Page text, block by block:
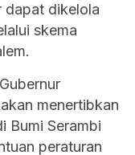
dapat dikelola
skema
menertibkan
Bumi Serambi
peraturan